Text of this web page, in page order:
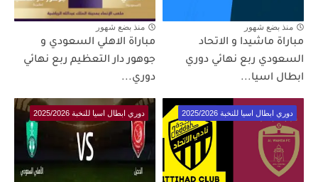
منذ بضع شهور
مباراة ماشيدا و الاتحاد
السعودي ربع نهائي دوري
ابطال اسيا...
منذ بضع شهور
مباراة الاهلي السعودي و
جوهور دار التعظيم ربع نهائي
دوري...
دوري ابطال اسيا للنخبة 2025/2026 دوري ابطال اسيا للنخبة 2025/2026